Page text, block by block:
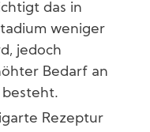
das in
weniger
jedoch
Bedarf an
besteht.
Rezeptur